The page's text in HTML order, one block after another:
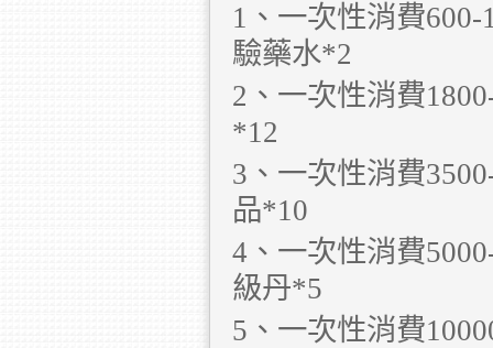
1、一次性消費
驗藥水*2
2、一次性消費
*12
3、一次性消費
品*10
4、一次性消費
級丹*5
5、一次性消費